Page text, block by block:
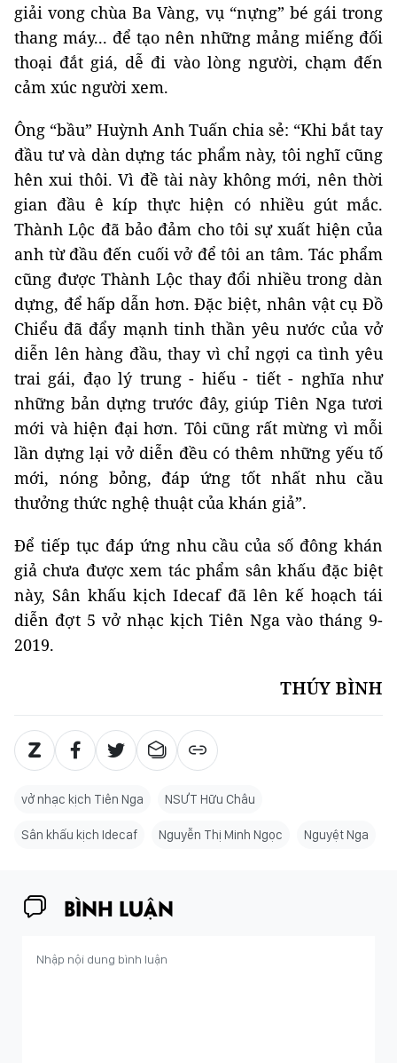
giải vong chùa Ba Vàng, vụ “nựng” bé gái trong
thang máy... để tạo nên những mảng miếng đối
thoại đắt giá, dễ đi vào lòng người, chạm đến
cảm xúc người xem.
Ông “bầu” Huỳnh Anh Tuấn chia sẻ: “Khi bắt tay
đầu tư và dàn dựng tác phẩm này, tôi nghĩ cũng
hên xui thôi. Vì đề tài này không mới, nên thời
gian đầu ê kíp thực hiện có nhiều gút mắc.
Thành Lộc đã bảo đảm cho tôi sự xuất hiện của
anh từ đầu đến cuối vở để tôi an tâm. Tác phẩm
cũng được Thành Lộc thay đổi nhiều trong dàn
dựng, để hấp dẫn hơn. Đặc biệt, nhân vật cụ Đồ
Chiểu đã đẩy mạnh tinh thần yêu nước của vở
diễn lên hàng đầu, thay vì chỉ ngợi ca tình yêu
trai gái, đạo lý trung - hiếu - tiết - nghĩa như
những bản dựng trước đây, giúp Tiên Nga tươi
mới và hiện đại hơn. Tôi cũng rất mừng vì mỗi
lần dựng lại vở diễn đều có thêm những yếu tố
mới, nóng bỏng, đáp ứng tốt nhất nhu cầu
thưởng thức nghệ thuật của khán giả”.
Để tiếp tục đáp ứng nhu cầu của số đông khán
giả chưa được xem tác phẩm sân khấu đặc biệt
này, Sân khấu kịch Idecaf đã lên kế hoạch tái
diễn đợt 5 vở nhạc kịch Tiên Nga vào tháng 9-
2019.
THÚY BÌNH
vở nhạc kịch Tiên Nga NSƯT Hữu Châu
Sân khấu kịch Idecaf Nguyễn Thị Minh Ngọc Nguyệt Nga
BÌNH LUẬN